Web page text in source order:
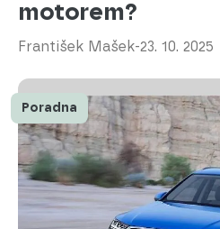
motorem?
František Mašek-23. 10. 2025
Poradna